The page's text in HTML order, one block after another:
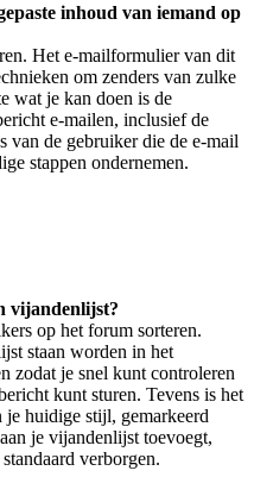
inhoud van iemand op
Het e-mailformulier van dit
om zenders van zulke
wat je kan doen is de
e-mailen, inclusief de
van de gebruiker die de e-mail
stappen ondernemen.
vijandenlijst?
op het forum sorteren.
staan worden in het
zodat je snel kunt controleren
kunt sturen. Tevens is het
huidige stijl, gemarkeerd
je vijandenlijst toevoegt,
verborgen.